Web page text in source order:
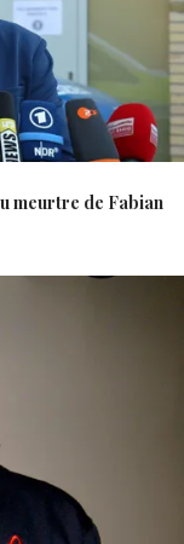
meurtre de Fabian